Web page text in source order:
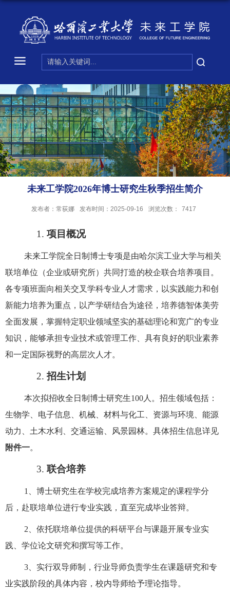
未来工学院2026年博士研究生秋季招生简介
发布者：常荻娜 发布时间：2025-09-16 浏览次数： 7417
1. 项目 概况
未来工学院全日制博士专项是由哈尔滨工业大学与相关
联培单位（企业或研究所）共同打造的校企联合培养项目 。
各专项班面向相关交叉学科专业人才需求，以实践能力和创
新能力培养为重点，以产学研结合为途径，培养德智体美劳
全面发展，掌握特定职业领域坚实的基础理论和宽广的专业
知识，能够承担专业技术或管理工作、具有良好的职业素养
和一定国际视野的高层次人才。
2.招生计划
本次拟招收全日制博士研究生100 人。招生领域包括：
生物学、电子信息、机械、材料与化工、资源与环境、能源
动力、土木水利、交通运输、风景园林。具体招生信息详见
附件一。
3. 联合培养
1、 博士研究生在学校完成培养方案规定的课程学分
后，赴联培单位进行专业实践，直至完成毕业答辩。
2、 依托联培单位提供的科研平台与课题开展专业实
践、学位论文研究和撰写等工作。
3 、实行双导师制，行业导师负责学生在课题研究和专
业实践阶段的具体内容，校内导师给予理论指导。